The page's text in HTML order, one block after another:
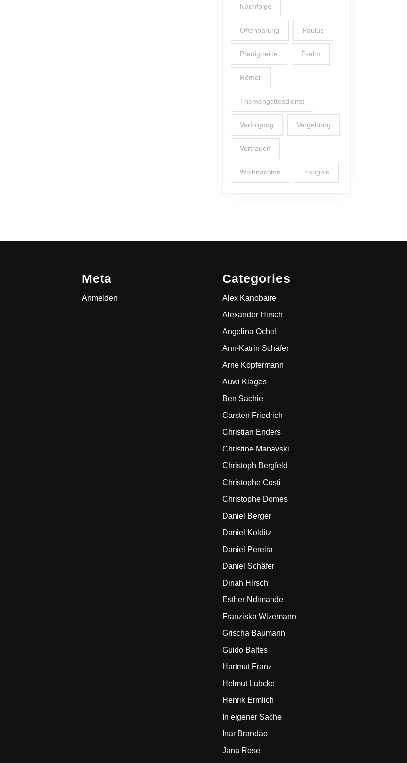
Nachfolge
Offenbarung Paulus
Predigtreihe Psalm
Römer
Themengottesdienst
Verfolgung Vergebung
Vertrauen
Weihnachten Zeugnis
Meta
Anmelden
Categories
Alex Kanobaire
Alexander Hirsch
Angelina Ochel
Ann-Katrin Schäfer
Arne Kopfermann
Auwi Klages
Ben Sachie
Carsten Friedrich
Christian Enders
Christine Manavski
Christoph Bergfeld
Christophe Costi
Christophe Domes
Daniel Berger
Daniel Kolditz
Daniel Pereira
Daniel Schäfer
Dinah Hirsch
Esther Ndimande
Franziska Wizemann
Grischa Baumann
Guido Baltes
Hartmut Franz
Helmut Lubcke
Henrik Ermlich
In eigener Sache
Inar Brandao
Jana Rose